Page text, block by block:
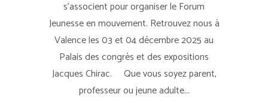
s'associent pour organiser le Forum
Jeunesse en mouvement. Retrouvez nous à
Valence les 03 et 04 décembre 2025 au
Palais des congrès et des expositions
Jacques Chirac. Que vous soyez parent,
professeur ou jeune adulte...